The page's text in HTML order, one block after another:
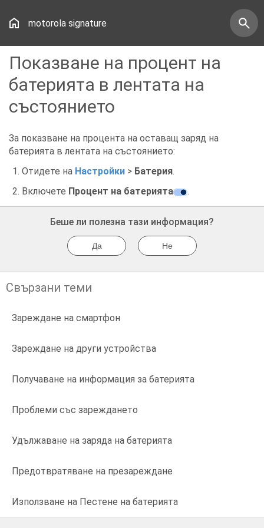
motorola signature
Показване на процент на
батерията в лентата на
състоянието
За показване на процента на оставащ заряд на
батерията в лентата на състоянието:
Отидете на Настройки > Батерия.
Включете Процент на батерията .
Беше ли полезна тази информация?
Да Не
Свързани теми
Зареждане на смартфон
Зареждане на други устройства
Получаване на информация за батерията
Проблеми със зареждането
Удължаване на заряда на батерията
Предотвратяване на презареждане
Използване на Пестене на батерията